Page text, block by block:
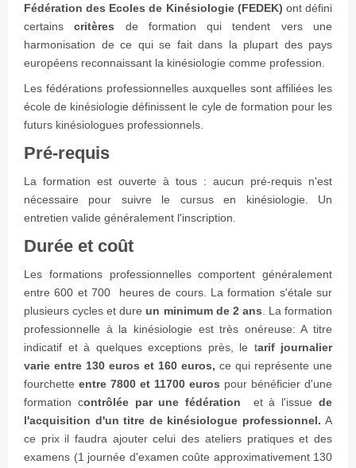
Fédération des Ecoles de Kinésiologie (FEDEK) ont défini
certains critères de formation qui tendent vers une
harmonisation de ce qui se fait dans la plupart des pays
européens reconnaissant la kinésiologie comme profession.
Les fédérations professionnelles auxquelles sont affiliées les
école de kinésiologie définissent le cyle de formation pour les
futurs kinésiologues professionnels.
Pré-requis
La formation est ouverte à tous : aucun pré-requis n'est
nécessaire pour suivre le cursus en kinésiologie. Un
entretien valide généralement l'inscription.
Durée et coût
Les formations professionnelles comportent généralement
entre 600 et 700 heures de cours. La formation s'étale sur
plusieurs cycles et dure un minimum de 2 ans . La formation
professionnelle à la kinésiologie est très onéreuse: A titre
indicatif et à quelques exceptions près, le tarif journalier
varie entre 130 euros et 160 euros, ce qui représente une
fourchette entre 7800 et 11700 euros pour bénéficier d'une
formation contrôlée par une fédération et à l'issuede
l'acquisition d'un titre de kinésiologue professionnel. A
ce prix il faudra ajouter celui des ateliers pratiques et des
examens (1 journée d'examen coûte approximativement 130